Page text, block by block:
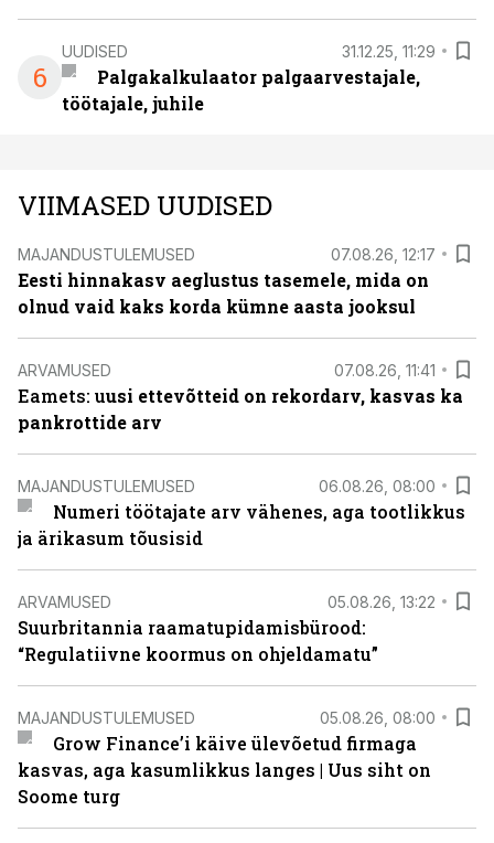
6
UUDISED 31.12.25, 11:29
Palgakalkulaator palgaarvestajale,
töötajale, juhile
VIIMASED UUDISED
MAJANDUSTULEMUSED 07.08.26, 12:17
Eesti hinnakasv aeglustus tasemele, mida on
olnud vaid kaks korda kümne aasta jooksul
ARVAMUSED 07.08.26, 11:41
Eamets: uusi ettevõtteid on rekordarv, kasvas ka
pankrottide arv
MAJANDUSTULEMUSED 06.08.26, 08:00
Numeri töötajate arv vähenes, aga tootlikkus
ja ärikasum tõusisid
ARVAMUSED 05.08.26, 13:22
Suurbritannia raamatupidamisbürood:
“Regulatiivne koormus on ohjeldamatu”
MAJANDUSTULEMUSED 05.08.26, 08:00
Grow Finance’i käive ülevõetud firmaga
kasvas, aga kasumlikkus langes | Uus siht on
Soome turg